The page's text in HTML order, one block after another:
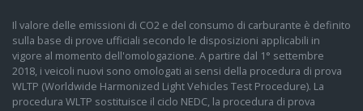
Il valore delle emissioni di CO2 e del consumo di carburante è definito
sulla base di prove ufficiali secondo le disposizioni applicabili in
vigore al momento dell'omologazione. A partire dal 1° settembre
2018, i veicoli nuovi sono omologati ai sensi della procedura di prova
WLTP (Worldwide Harmonized Light Vehicles Test Procedure). La
procedura WLTP sostituisce il ciclo NEDC, la procedura di prova